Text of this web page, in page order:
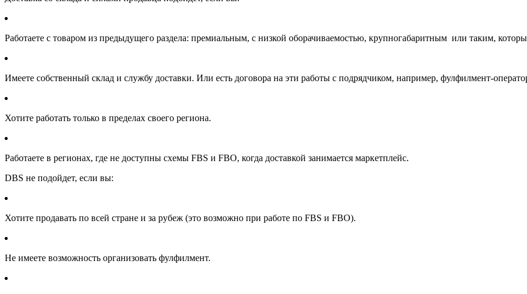
Работаете с товаром из предыдущего раздела: премиальным, с низкой оборачиваемостью, крупногабаритным или таким,
Имеете собственный склад и службу доставки. Или есть договора на эти работы с подрядчиком, например, фулфилмент-
Хотите работать только в пределах своего региона.
Работаете в регионах, где не доступны схемы FBS и FBO, когда доставкой занимается маркетплейс.
DBS не подойдет, если вы:
Хотите продавать по всей стране и за рубеж (это возможно при работе по FBS и FBO).
Не имеете возможность организовать фулфилмент.